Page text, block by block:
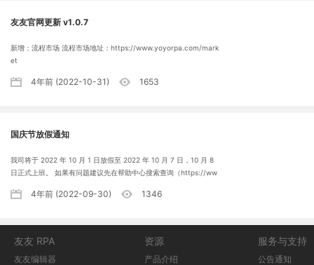
友友官网更新 v1.0.7
新增：流程市场 流程市场地址：https://www.yoyorpa.com/mark
et
4年前 (2022-10-31) 1653
国庆节放假通知
我司将于 2022 年 10 月 1 日放假至 2022 年 10 月 7 日，10 月 8
日正式上班。 如果有问题建议先在帮助中心搜索查询（https://ww
题请小窗轩轩或者芊芊，客服看到问题后会第一时间为您解答，若
4年前 (2022-09-30) 1346
友友 RPA
友友编辑器
资源
产品介绍
服务与支持
公告通知